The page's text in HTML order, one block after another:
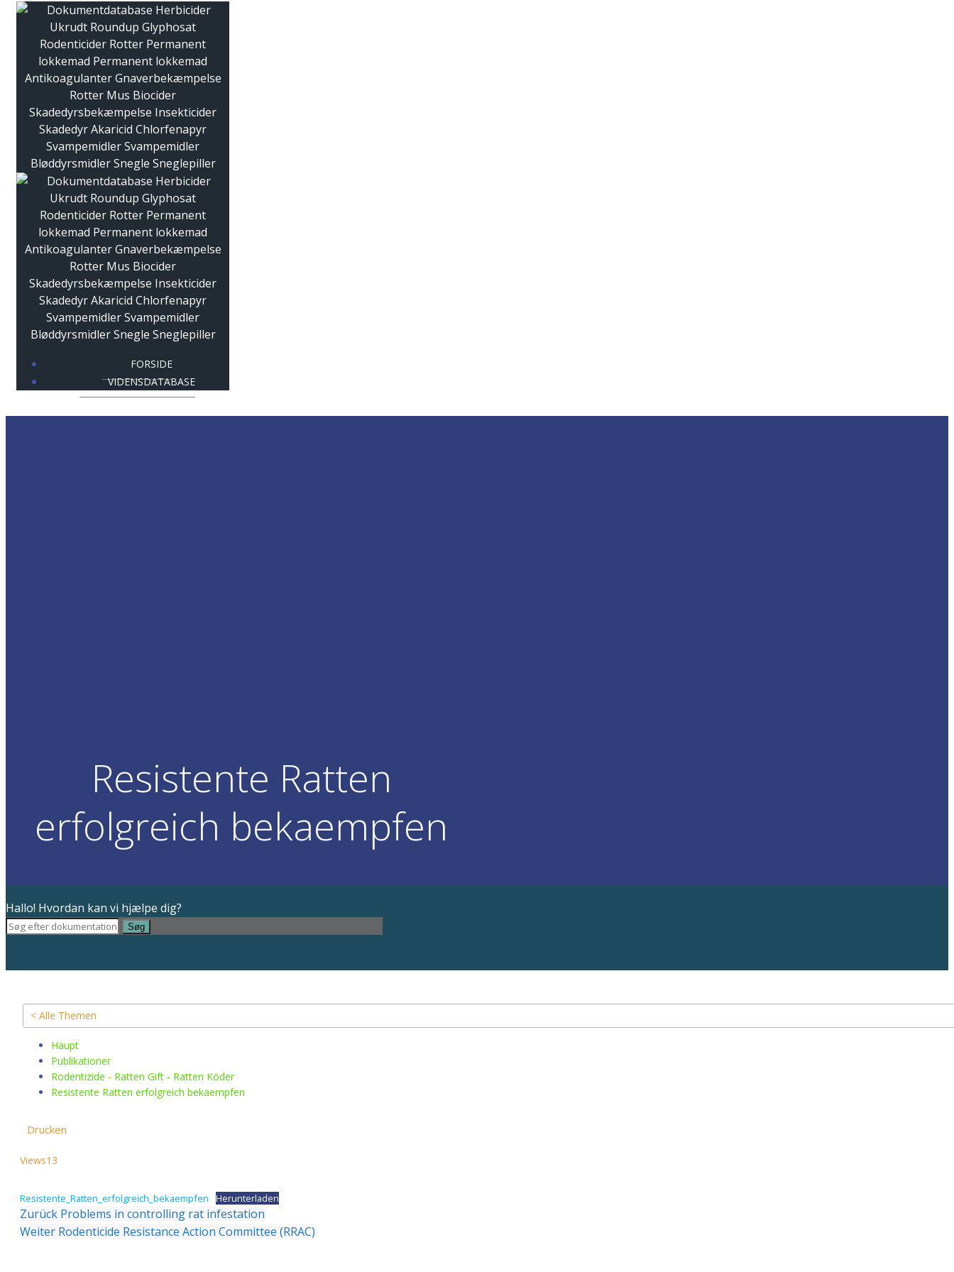
FORSIDE
VIDENSDATABASE
Resistente Ratten
erfolgreich bekaempfen
Hallo! Hvordan kan vi hjælpe dig?
Søg
< Alle Themen
Haupt
Publikationer
Rodentizide - Ratten Gift - Ratten Köder
Resistente Ratten erfolgreich bekaempfen
Drucken
Views13
Resistente_Ratten_erfolgreich_bekaempfen Herunterladen
Zurück Problems in controlling rat infestation
Weiter Rodenticide Resistance Action Committee (RRAC)